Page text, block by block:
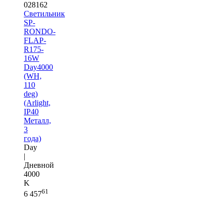
028162
Светильник
SP-
RONDO-
FLAP-
R175-
16W
Day4000
(WH,
110
deg)
(Arlight,
IP40
Металл,
3
года)
Day
|
Дневной
4000
K
6 45761